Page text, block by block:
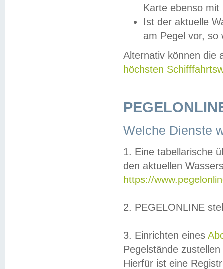
Karte ebenso mit
Ist der aktuelle
am Pegel vor,
Alternativ können die
höchsten
Welche Dienste
1. Eine tabellarische
den aktuellen
https://
2. PEGELONLINE
3. Einrichten eines
Pegelstände
Hierfür ist eine